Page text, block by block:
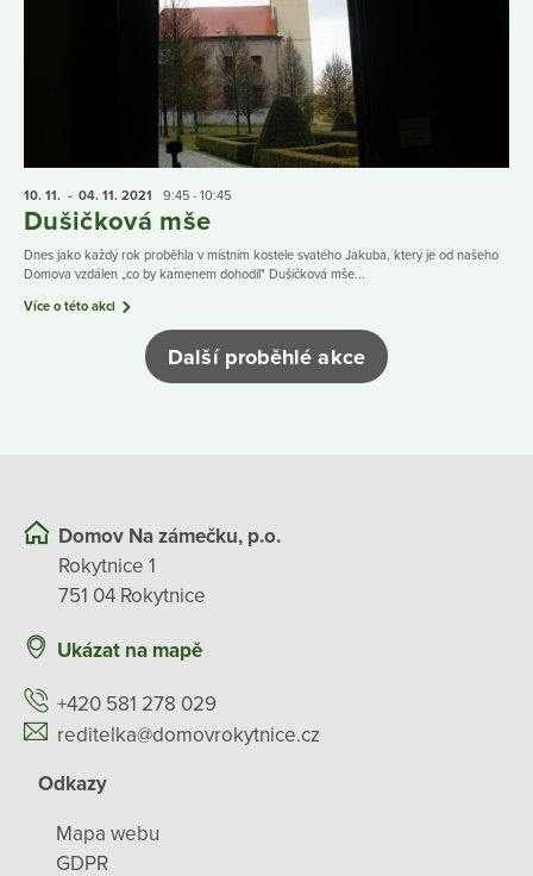
10. 11. - 04. 11. 2021 9:45 - 10:45
Dušičková mše
Dnes jako každý rok proběhla v místním kostele svatého Jakuba, který je od našeho
Domova vzdálen „co by kamenem dohodil" Dušičková mše...
Více o této akci
Další proběhlé akce
Domov Na zámečku, p.o.
Rokytnice 1
751 04 Rokytnice
Ukázat na mapě
+420 581 278 029
reditelka@domovrokytnice.cz
Odkazy
Mapa webu
GDPR